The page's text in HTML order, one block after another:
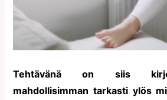
Tehtävänä on siis
mahdollisimman tarkasti ylös